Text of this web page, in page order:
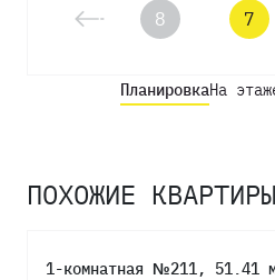
8 7
ПланировкаНа
ПОХОЖИЕ КВАРТИРЫ
1-комнатная №211, 51.41